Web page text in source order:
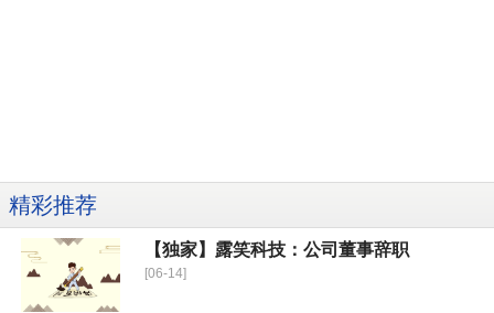
精彩推荐
【独家】露笑科技：公司董事辞职
[06-14]